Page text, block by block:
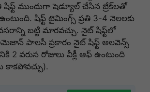
షిఫ్ట్ ముందుగా షెడ్యూల్ చేసిన బ్రేక్‌లతో
షిఫ్ట్ టైమింగ్స్ ప్రతి 3-4 నెలలకు
బట్టి మారవచ్చు. నైట్ షిఫ్ట్‌లో
పాలసీ ప్రకారం నైట్ షిఫ్ట్ అలవెన్స్
2 వరుస రోజులు వీక్లీ ఆఫ్ ఉంటుంది
కాకపోవచ్చు).